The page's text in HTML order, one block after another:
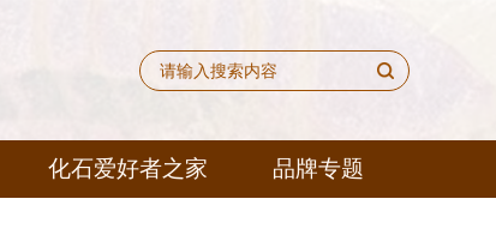
化石爱好者之家 品牌专题